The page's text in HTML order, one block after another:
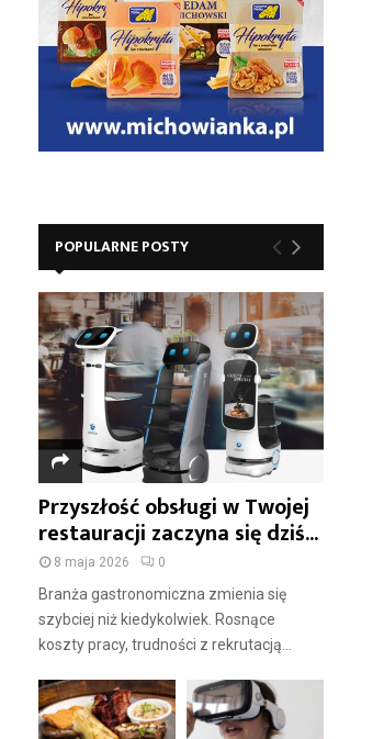
POPULARNE POSTY
Przyszłość obsługi w Twojej
restauracji zaczyna się dziś...
8 maja 2026 0
Branża gastronomiczna zmienia się
szybciej niż kiedykolwiek. Rosnące
koszty pracy, trudności z rekrutacją...